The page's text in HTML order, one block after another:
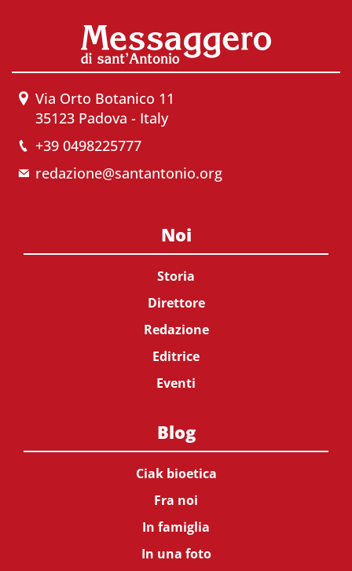
Via Orto Botanico 11
35123 Padova - Italy
+39 0498225777
redazione@santantonio.org
Noi
Storia
Direttore
Redazione
Editrice
Eventi
Blog
Ciak bioetica
Fra noi
In famiglia
In una foto